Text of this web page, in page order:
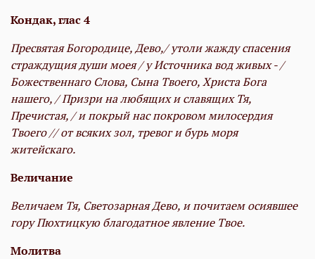
Кондак, глас4
Пресвятая Богородице, Дево,/ утоли жажду спасения
страждущия души моея / у Источника вод живых - /
Божественнаго Слова, Сына Твоего, Христа Бога
нашего, / Призри на любящих и славящих Тя,
Пречистая, / и покрый нас покровом милосердия
Твоего // от всяких зол, тревог и бурь моря
житейскаго.
Величание
Величаем Тя, Светозарная Дево, и почитаем осиявшее
гору Пюхтицкую благодатное явление Твое.
Молитва